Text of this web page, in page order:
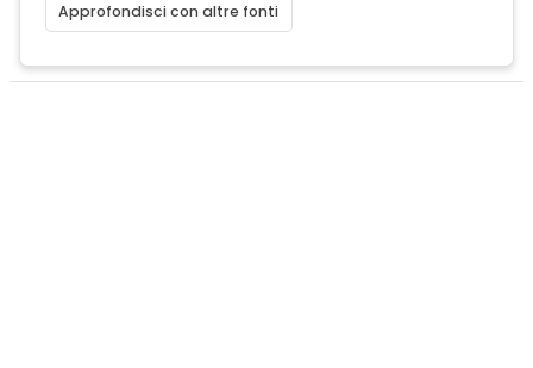
Approfondisci con altre fonti